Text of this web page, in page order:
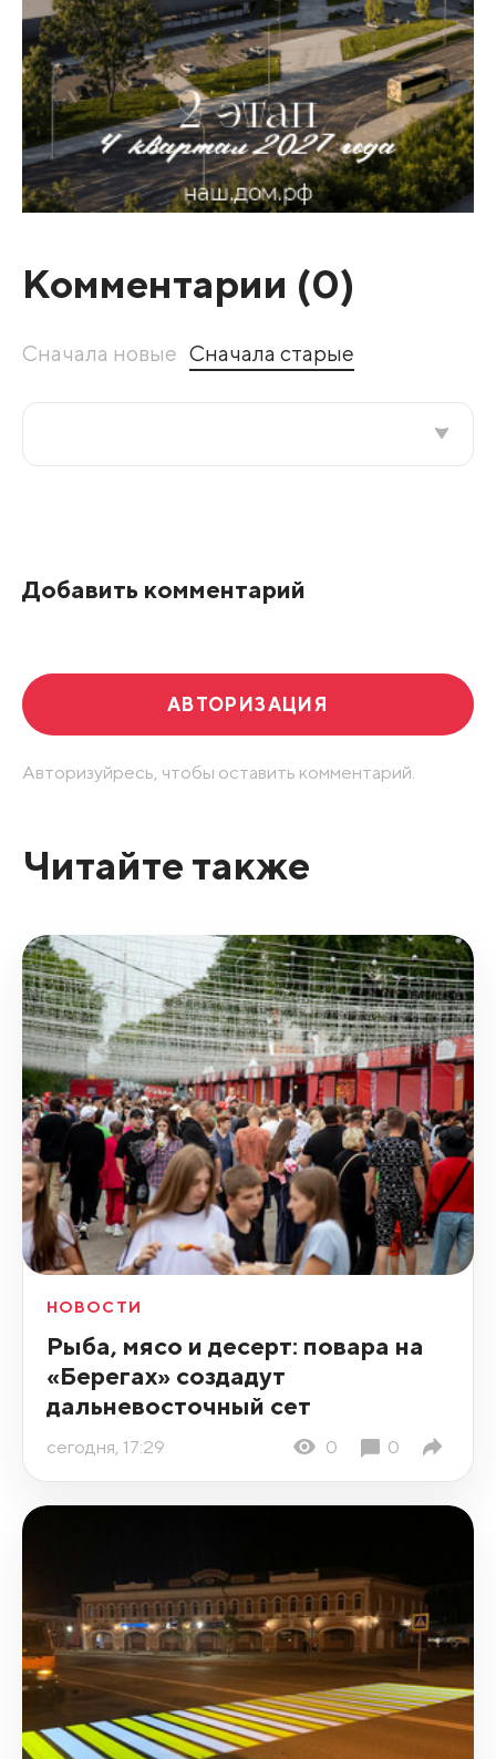
Комментарии (0)
Сначала новые Сначала старые
Добавить комментарий
АВТОРИЗАЦИЯ
Авторизуйресь, чтобы оставить комментарий.
Читайте также
НОВОСТИ
Рыба, мясо и десерт: повара на
«Берегах» создадут
дальневосточный сет
сегодня, 17:29 0 0